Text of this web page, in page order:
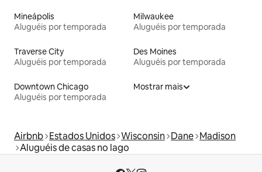
Mineápolis
Aluguéis por temporada
Milwaukee
Aluguéis por temporada
Traverse City
Aluguéis por temporada
Des Moines
Aluguéis por temporada
Downtown Chicago
Aluguéis por temporada
Mostrar mais
Airbnb Estados Unidos Wisconsin Dane Madison
Aluguéis de casas no lago